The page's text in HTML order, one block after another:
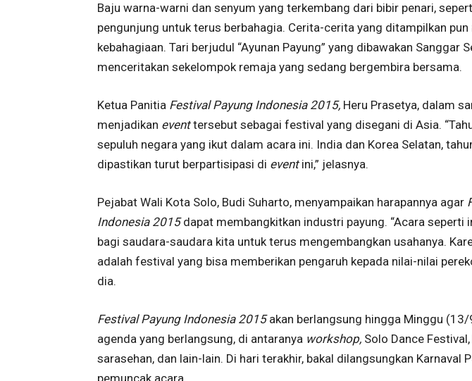
Baju warna-warni dan senyum yang terkembang dari bibir penari,
pengunjung untuk terus berbahagia. Cerita-cerita yang ditampilkan
kebahagiaan. Tari berjudul “Ayunan Payung” yang dibawakan Sanggar
menceritakan sekelompok remaja yang sedang bergembira bersama.
Ketua Panitia Festival Payung Indonesia 2015, Heru Prasetya, dalam
menjadikan eventtersebut sebagai festival yang disegani di Asia.
sepuluh negara yang ikut dalam acara ini. India dan Korea Selatan,
dipastikan turut berpartisipasi di event ini,” jelasnya.
Pejabat Wali Kota Solo, Budi Suharto, menyampaikan harapannya agar
Indonesia 2015dapat membangkitkan industri payung. “Acara seperti
bagi saudara-saudara kita untuk terus mengembangkan usahanya.
adalah festival yang bisa memberikan pengaruh kepada nilai-nilai
dia.
Festival Payung Indonesia 2015akan berlangsung hingga Minggu
agenda yang berlangsung, di antaranya workshop, Solo Dance
sarasehan, dan lain-lain. Di hari terakhir, bakal dilangsungkan Karnaval
pemuncak acara.